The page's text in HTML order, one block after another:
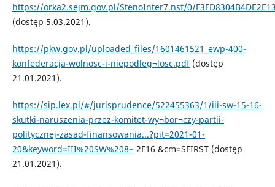
https://orka2.sejm.gov.pl/StenoInter7.nsf/0/
(dostęp 5.03.2021).
https://pkw.gov.pl/uploaded_files/1601461521_ewp-400-
konfederacja-wolnosc-i-niepodleg¬losc.pdf(dostęp
21.01.2021).
https://sip.lex.pl/#/jurisprudence/522455363/1/iii-sw-15-16-
skutki-naruszenia-przez-komitet-wy¬bor¬czy-partii-
politycznej-zasad-finansowania...?pit=2021-01-
20&keyword=III%20SW%208~ 2F16 &cm=SFIRST (dostęp
21.01.2021).